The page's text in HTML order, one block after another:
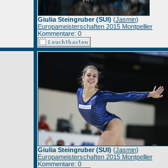
Giulia Steingruber (SUI) (Jasmin)
Europameisterschaften 2015 Montpellier
Kommentare: 0
Giulia Steingruber (SUI) (Jasmin)
Europameisterschaften 2015 Montpellier
Kommentare: 0